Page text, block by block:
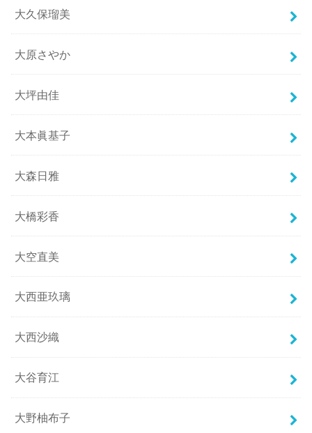
大久保瑠美
大原さやか
大坪由佳
大本眞基子
大森日雅
大橋彩香
大空直美
大西亜玖璃
大西沙織
大谷育江
大野柚布子